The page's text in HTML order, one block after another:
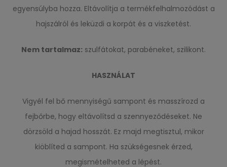
egyensúlyba hozza. Eltávolítja a termékfelhalmozódást a
hajszálról és leküzdi a korpát és a viszketést.
Nem tartalmaz: szulfátokat, parabéneket, szilikont.
HASZNÁLAT
Vigyél fel bő mennyiségű sampont és masszírozd a
fejbőrbe, hogy eltávolítsd a szennyeződéseket. Ne
dörzsöld a hajad hosszát. Ez majd megtisztul, mikor
kiöblíted a sampont. Ha szükségesnek érzed,
megismételheted a lépést.